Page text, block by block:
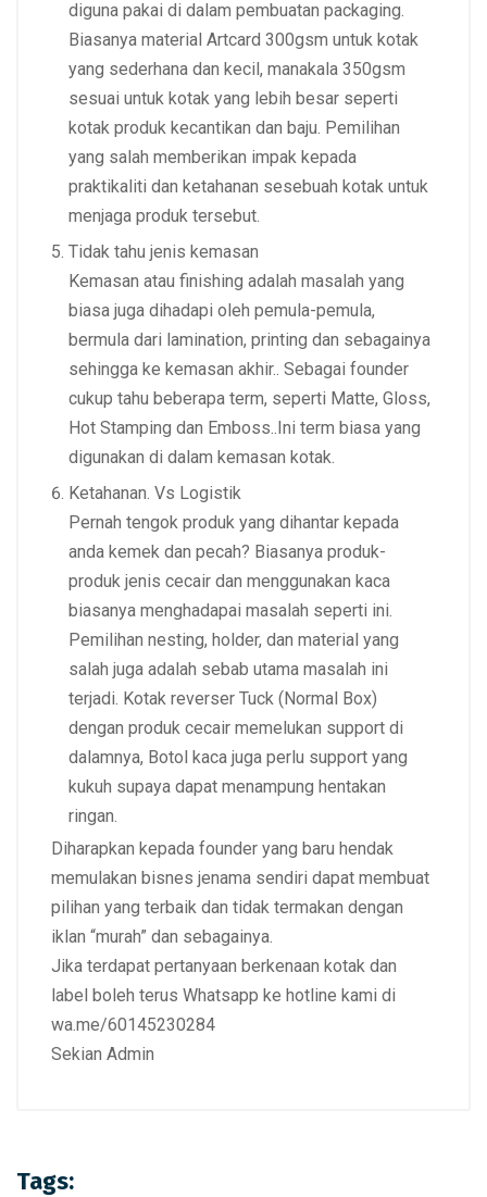
diguna pakai di dalam pembuatan packaging.
Biasanya material Artcard 300gsm untuk kotak
yang sederhana dan kecil, manakala 350gsm
sesuai untuk kotak yang lebih besar seperti
kotak produk kecantikan dan baju. Pemilihan
yang salah memberikan impak kepada
praktikaliti dan ketahanan sesebuah kotak untuk
menjaga produk tersebut.
Tidak tahu jenis kemasan
Kemasan atau finishing adalah masalah yang
biasa juga dihadapi oleh pemula-pemula,
bermula dari lamination, printing dan sebagainya
sehingga ke kemasan akhir.. Sebagai founder
cukup tahu beberapa term, seperti Matte, Gloss,
Hot Stamping dan Emboss..Ini term biasa yang
digunakan di dalam kemasan kotak.
Ketahanan. Vs Logistik
Pernah tengok produk yang dihantar kepada
anda kemek dan pecah? Biasanya produk-
produk jenis cecair dan menggunakan kaca
biasanya menghadapai masalah seperti ini.
Pemilihan nesting, holder, dan material yang
salah juga adalah sebab utama masalah ini
terjadi. Kotak reverser Tuck (Normal Box)
dengan produk cecair memelukan support di
dalamnya, Botol kaca juga perlu support yang
kukuh supaya dapat menampung hentakan
ringan.
Diharapkan kepada founder yang baru hendak
memulakan bisnes jenama sendiri dapat membuat
pilihan yang terbaik dan tidak termakan dengan
iklan “murah” dan sebagainya.
Jika terdapat pertanyaan berkenaan kotak dan
label boleh terus Whatsapp ke hotline kami di
wa.me/60145230284
Sekian Admin
Tags: